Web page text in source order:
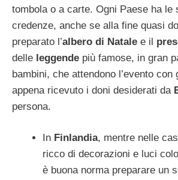
tombola o a carte. Ogni Paese ha le
credenze, anche se alla fine quasi
preparato l’albero di Natale e il
delle leggende più famose, in gran
bambini, che attendono l’evento con
appena ricevuto i doni desiderati da
persona.
In Finlandia, mentre nelle
ricco di decorazioni e luci
è buona norma preparare un